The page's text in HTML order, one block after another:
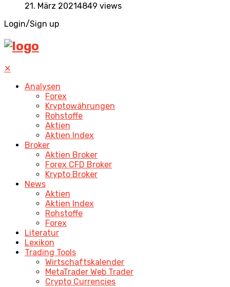
21. März 20214849 views
Login/Sign up
✕
Analysen
Forex
Kryptowährungen
Rohstoffe
Aktien
Aktien Index
Broker
Aktien Broker
Forex CFD Broker
Krypto Broker
News
Aktien
Aktien Index
Rohstoffe
Forex
Literatur
Lexikon
Trading Tools
Wirtschaftskalender
MetaTrader Web Trader
Crypto Currencies